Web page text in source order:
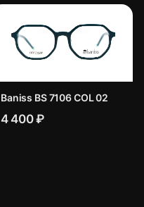
Baniss BS 7106 COL 02
4 400 ₽